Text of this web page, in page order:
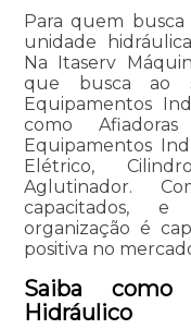
Para quem
unidade
Na Itaserv
que busca ao
Equipamentos
como
Equipamentos
Elétrico,
Aglutinador.
capacitados, e
organização é
positiva no
Saiba
Hidráulico